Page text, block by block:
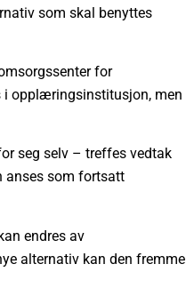
som skal benyttes
for
i opplæringsinstitusjon, men
seg selv – treffes vedtak
anses som fortsatt
endres av
alternativ kan den fremme